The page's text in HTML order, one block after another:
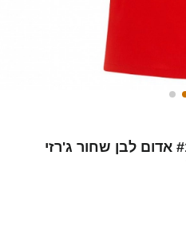
ילדים סינגפור ג'ונן טאן #19 אדום לבן שחור ג'רזי